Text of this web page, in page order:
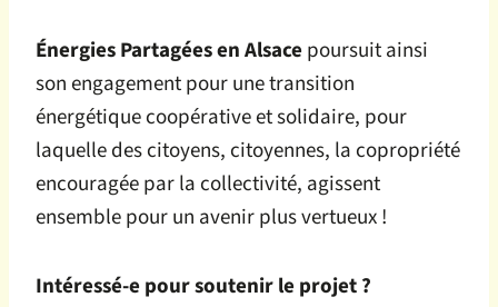
Énergies Partagées en Alsace poursuit ainsi
son engagement pour une transition
énergétique coopérative et solidaire, pour
laquelle des citoyens, citoyennes, la copropriété
encouragée par la collectivité, agissent
ensemble pour un avenir plus vertueux !
Intéressé-e pour soutenir le projet ?